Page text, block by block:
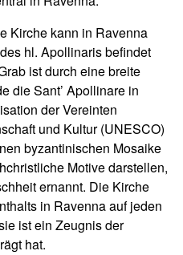
Kirche kann in Ravenna
hl. Apollinaris befindet
ist durch eine breite
die Sant’ Apollinare in
der Vereinten
und Kultur (UNESCO)
byzantinischen Mosaike
Motive darstellen,
ernannt. Die Kirche
in Ravenna auf jeden
ist ein Zeugnis der
hat.